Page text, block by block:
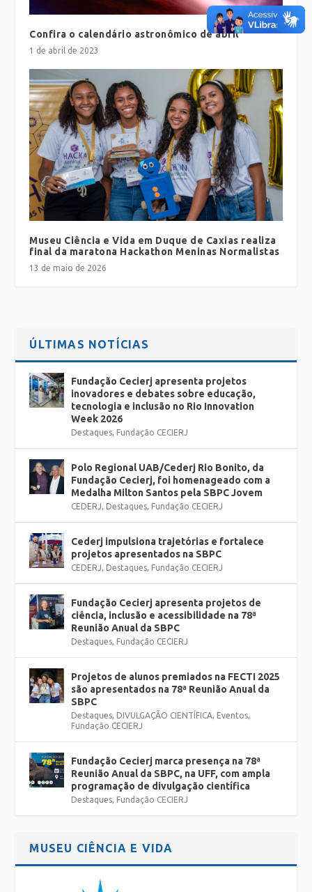
Confira o calendário astronômico de abril
1 de abril de 2023
Museu Ciência e Vida em Duque de Caxias realiza
final da maratona Hackathon Meninas Normalistas
13 de maio de 2026
ÚLTIMAS NOTÍCIAS
Fundação Cecierj apresenta projetos
inovadores e debates sobre educação,
tecnologia e inclusão no Rio Innovation
Week 2026
Destaques, Fundação CECIERJ
Polo Regional UAB/Cederj Rio Bonito, da
Fundação Cecierj, foi homenageado com a
Medalha Milton Santos pela SBPC Jovem
CEDERJ, Destaques, Fundação CECIERJ
Cederj impulsiona trajetórias e fortalece
projetos apresentados na SBPC
CEDERJ, Destaques, Fundação CECIERJ
Fundação Cecierj apresenta projetos de
ciência, inclusão e acessibilidade na 78ª
Reunião Anual da SBPC
Destaques, Fundação CECIERJ
Projetos de alunos premiados na FECTI 2025
são apresentados na 78ª Reunião Anual da
SBPC
Destaques, DIVULGAÇÃO CIENTÍFICA, Eventos,
Fundação CECIERJ
Fundação Cecierj marca presença na 78ª
Reunião Anual da SBPC, na UFF, com ampla
programação de divulgação científica
Destaques, Fundação CECIERJ
MUSEU CIÊNCIA E VIDA